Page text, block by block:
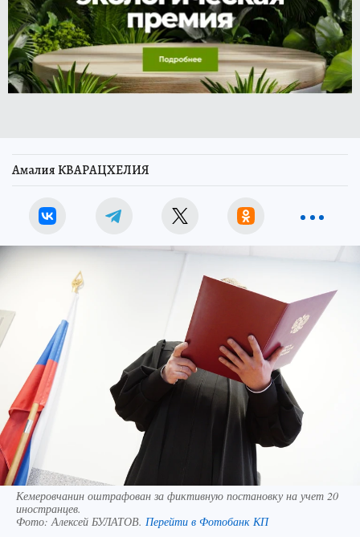
Амалия КВАРАЦХЕЛИЯ
Кемеровчанин оштрафован за фиктивную постановку на учет 20
иностранцев.
Фото:Алексей БУЛАТОВ. Перейти в Фотобанк КП